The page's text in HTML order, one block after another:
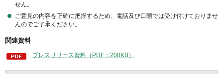
せん。
ご意見の内容を正確に把握するため、電話及び口頭では受け付けておりませ
んのでご了承ください。
関連資料
プレスリリース資料（PDF：200KB）